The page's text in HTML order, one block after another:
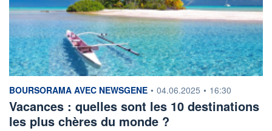
information fournie par
BOURSORAMA AVEC NEWSGENE • 04.06.2025 • 16:30
Vacances : quelles sont les 10 destinations
les plus chères du monde ?